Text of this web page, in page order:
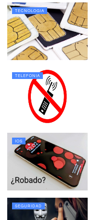
TECNOLOGIA
TELEFONIA
IOS
SEGURIDAD